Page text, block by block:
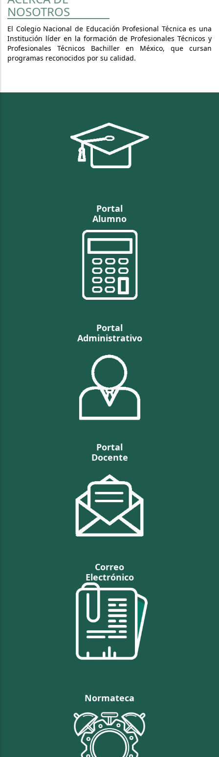
NOSOTROS
El Colegio Nacional de Educación Profesional Técnica es una
Institución líder en la formación de Profesionales Técnicos y
Profesionales Técnicos Bachiller en México, que cursan
programas reconocidos por su calidad.
Portal
Alumno
Portal
Administrativo
Portal
Docente
Correo
Electrónico
Normateca